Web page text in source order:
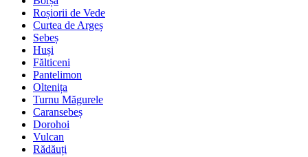
Roșiorii de Vede
Curtea de Argeș
Sebeș
Huși
Fălticeni
Pantelimon
Oltenița
Turnu Măgurele
Caransebeș
Dorohoi
Vulcan
Rădăuți